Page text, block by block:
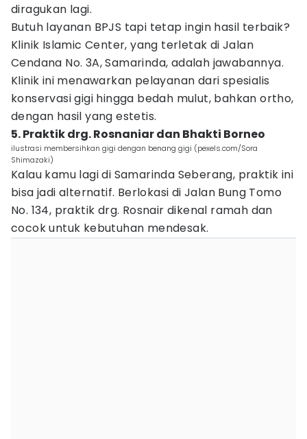
diragukan lagi.
Butuh layanan BPJS tapi tetap ingin hasil terbaik?
Klinik Islamic Center, yang terletak di Jalan
Cendana No. 3A, Samarinda, adalah jawabannya.
Klinik ini menawarkan pelayanan dari spesialis
konservasi gigi hingga bedah mulut, bahkan ortho,
dengan hasil yang estetis.
5. Praktik drg. Rosnaniar dan Bhakti Borneo
ilustrasi membersihkan gigi dengan benang gigi (pexels.com/Sora
Shimazaki)
Kalau kamu lagi di Samarinda Seberang, praktik ini
bisa jadi alternatif. Berlokasi di Jalan Bung Tomo
No. 134, praktik drg. Rosnair dikenal ramah dan
cocok untuk kebutuhan mendesak.